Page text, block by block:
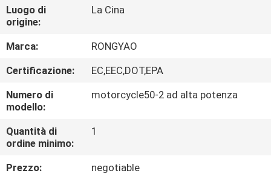
GIRO
DELLA
FABBRICA
CONTROLLO
DI
QUALITÀ
Luogo di
origine:
La Cina
Marca:
RONGYAO
Certificazione:
EC,EEC,DOT,EPA
Numero di
modello:
motorcycle50-2 ad alta potenza
Quantità di
ordine minimo:
1
Prezzo:
negotiable